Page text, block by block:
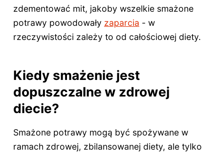
zdementować mit, jakoby wszelkie smażone
potrawy powodowały zaparcia - w
rzeczywistości zależy to od całościowej diety.
Kiedy smażenie jest
dopuszczalne w zdrowej
diecie?
Smażone potrawy mogą być spożywane w
ramach zdrowej, zbilansowanej diety, ale tylko